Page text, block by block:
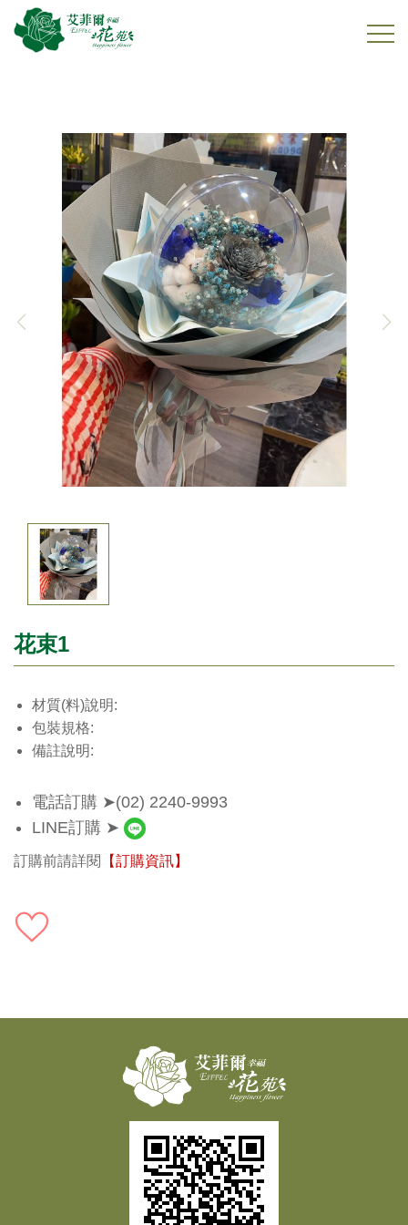
花束1
材質(料)說明:
包裝規格:
備註說明:
電話訂購 ➤(02) 2240-9993
LINE訂購 ➤
訂購前請詳閱 【訂購資訊】